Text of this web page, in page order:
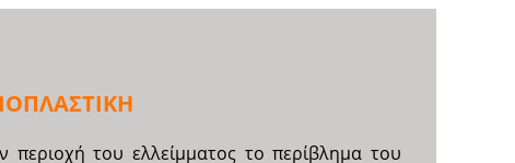
του ελλείμματος το περίβλημα του